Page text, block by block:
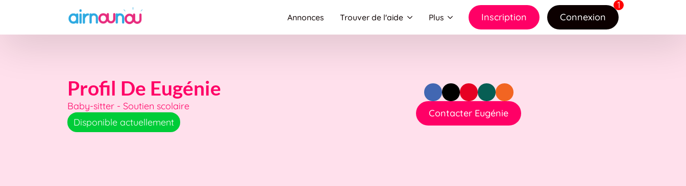
Annonces Trouver de l'aide Plus Inscription Connexion
Profil De Eugénie
Baby-sitter - Soutien scolaire
Disponible actuellement
Contacter Eugénie